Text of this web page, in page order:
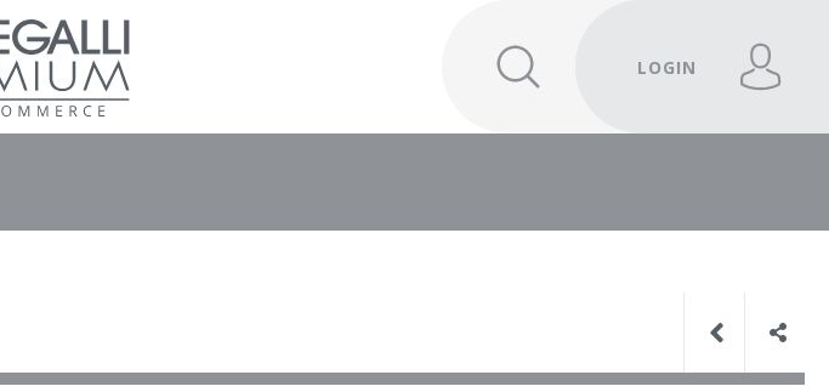
LOGIN